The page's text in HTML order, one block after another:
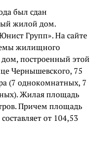
был сдан
жилой дом.
Групп». На сайте
жилищного
дом, построенный этой
Чернышевского, 75
(7 однокомнатных, 7
Жилая площадь
Причем площадь
от 104,53